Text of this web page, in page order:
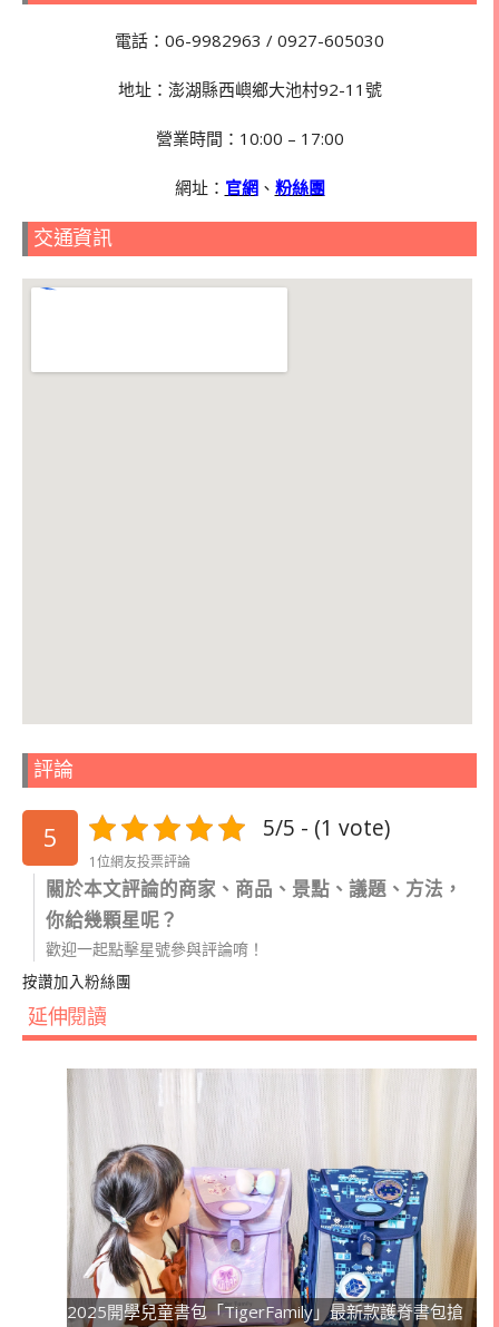
電話：06-9982963 / 0927-605030
地址：澎湖縣西嶼鄉大池村92-11號
營業時間：10:00 – 17:00
網址： 官網、 粉絲團
交通資訊
評論
5 5/5 - (1 vote)
1位網友投票評論
關於本文評論的商家、商品、景點、議題、方法，
你給幾顆星呢？
歡迎一起點擊星號參與評論唷！
按讚加入粉絲團
延伸閱讀
2025開學兒童書包「TigerFamily」最新款護脊書包搶